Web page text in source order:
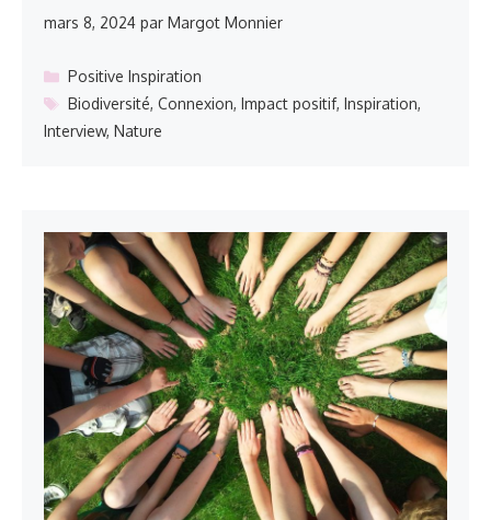
mars 8, 2024 par Margot Monnier
Catégories
Positive Inspiration
Étiquettes
Biodiversité,Connexion,Impact positif,Inspiration,
Interview, Nature